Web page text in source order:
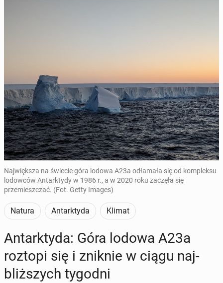
Największa na świecie góra lodowa A23a odłamała się od kompleksu
lodowców Antarktydy w 1986 r., a w 2020 roku zaczęła się
przemieszczać. (Fot. Getty Images)
Natura Antarktyda Klimat
An­tark­ty­da: Góra lodowa A23a
roztopi się i zniknie w ciągu naj­
bliż­szych tygodni